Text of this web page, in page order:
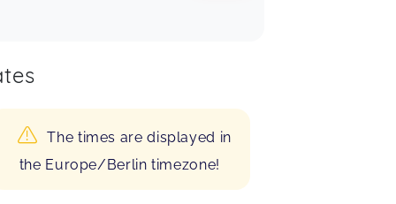
The times are displayed in
the Europe/Berlin timezone!